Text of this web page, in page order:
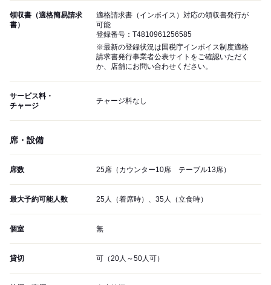
領収書（適格簡易請求
書）
適格請求書（インボイス）対応の領収書発行が
可能
登録番号：T4810961256585
※最新の登録状況は国税庁インボイス制度適格
請求書発行事業者公表サイトをご確認いただく
か、店舗にお問い合わせください。
サービス料・
チャージ
チャージ料なし
席・設備
席数 25席（カウンター10席 テーブル13席）
最大予約可能人数 25人（着席時）、35人（立食時）
個室 無
貸切 可（20人～50人可）